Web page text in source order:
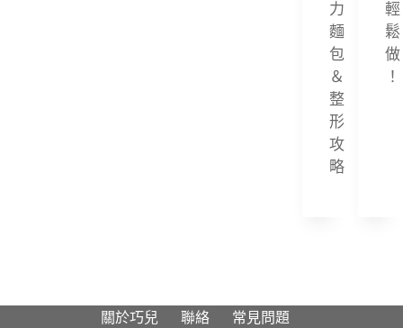
strawberry custard
力
麵
包
＆
整
形
攻
略
輕
鬆
做
！
關於巧兒 聯絡 常見問題